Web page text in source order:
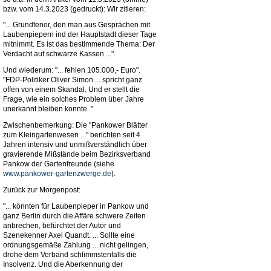
bzw. vom 14.3.2023 (gedruckt): Wir zitieren:
"... Grundtenor, den man aus Gesprächen mit
Laubenpiepern ind der Hauptstadt dieser Tage
mitnimmt. Es ist das bestimmende Thema: Der
Verdacht auf schwarze Kassen ...".
Und wiederum: "... fehlen 105.000,- Euro".
"FDP-Politiker Oliver Simon ... spricht ganz
offen von einem Skandal. Und er stellt die
Frage, wie ein solches Problem über Jahre
unerkannt bleiben konnte. "
Zwischenbemerkung: Die "Pankower Blätter
zum Kleingartenwesen ..." berichten seit 4
Jahren intensiv und unmißverständlich über
gravierende Mißstände beim Bezirksverband
Pankow der Gartenfreunde (siehe
www.pankower-gartenzwerge.de).
Zurück zur Morgenpost:
"... könnten für Laubenpieper in Pankow und
ganz Berlin durch die Affäre schwere Zeiten
anbrechen, befürchtet der Autor und
Szenekenner Axel Quandt. ... Sollte eine
ordnungsgemäße Zahlung ... nicht gelingen,
drohe dem Verband schlimmstenfalls die
Insolvenz. Und die Aberkennung der